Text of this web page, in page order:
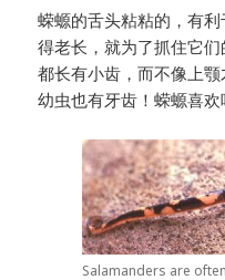
蝾螈的舌头粘粘的，有
得老长，就为了抓住它们
都长有小齿，而不像上颚
幼虫也有牙齿！蝾螈喜欢
Salamanders are